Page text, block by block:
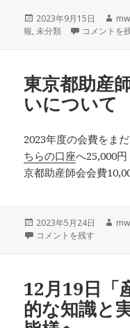
投
稿
2023年9月15日
作
成
報,未分類 メールが届
コメントを
東京都助産
いについて
2023年度の会費をま
ちらの口座へ25,000
京都助産師会会費
投
稿
2023年5月24日
作
東京都助産師会年会費の
コメントを残す
12月19日「
的な知識と